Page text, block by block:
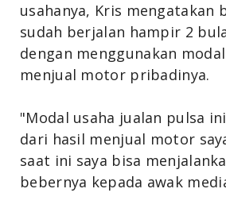
usahanya, Kris mengatakan
sudah berjalan hampir 2
dengan menggunakan
menjual motor pribadinya.
"Modal usaha jualan pulsa
dari hasil menjual motor
saat ini saya bisa
bebernya kepada awak